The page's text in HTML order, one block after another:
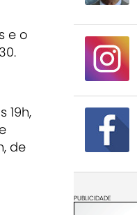
e o
19h,
de
PUBLICIDADE